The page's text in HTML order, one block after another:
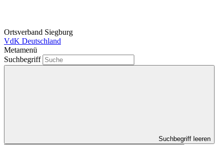
Ortsverband Siegburg
VdK Deutschland
Metamenü
Suchbegriff
Suchbegriff leeren